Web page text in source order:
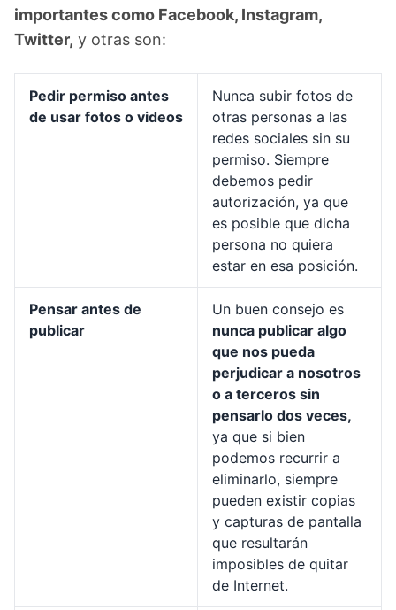
importantes como Facebook, Instagram,
Twitter, y otras son:
Pedir permiso antes
de usar fotos o videos
Nunca subir fotos de
otras personas a las
redes sociales sin su
permiso. Siempre
debemos pedir
autorización, ya que
es posible que dicha
persona no quiera
estar en esa posición.
Pensar antes de
publicar
Un buen consejo es
nunca publicar algo
que nos pueda
perjudicar a nosotros
o a terceros sin
pensarlo dos veces,
ya que si bien
podemos recurrir a
eliminarlo, siempre
pueden existir copias
y capturas de pantalla
que resultarán
imposibles de quitar
de Internet.